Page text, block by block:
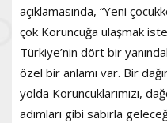
açıklamasında, “Yeni
çok Koruncuğa ulaşmak
Türkiye’nin dört bir
özel bir anlamı var. Bir
yolda Koruncuklarımızı,
adımları gibi sabırla